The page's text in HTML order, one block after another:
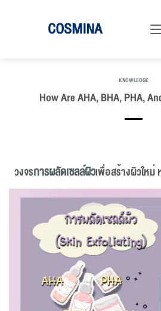
COSMINA
KNOWLEDGE
How Are AHA, BHA, PHA,
วงจรการผลัดเซลล์ผิวเพื่อสร้างผิวให